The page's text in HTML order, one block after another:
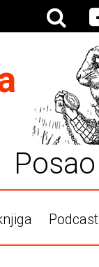
Posao
Podcast